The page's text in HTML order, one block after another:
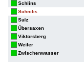
Schlins
Schnifis
Sulz
Übersaxen
Viktorsberg
Weiler
Zwischenwasser